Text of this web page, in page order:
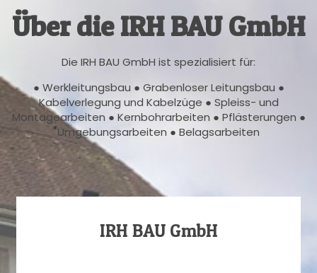
Über die IRH BAU GmbH
Die IRH BAU GmbH ist spezialisiert für:
● Werkleitungsbau ● Grabenloser Leitungsbau ●
Kabelverlegung und Kabelzüge ● Spleiss- und
Montagearbeiten ● Kernbohrarbeiten ● Pflästerungen ●
Umgebungsarbeiten ● Belagsarbeiten
IRH BAU GmbH